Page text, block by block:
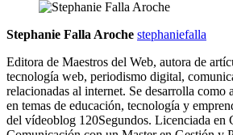
Stephanie Falla Aroche stephaniefalla
Editora de Maestros del Web, autora de
tecnología web, periodismo digital,
relacionadas al internet. Se desarrolla como
en temas de educación, tecnología y
del vídeoblog 120Segundos. Licenciada en